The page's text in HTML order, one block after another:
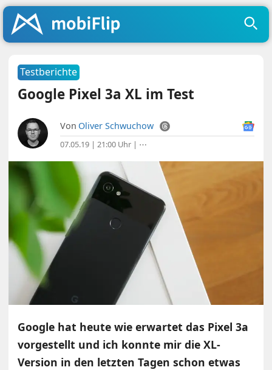
Testberichte
Google Pixel 3a XL im Test
Von Oliver Schwuchow
07.05.19 | 21:00 Uhr | ⋯
Google hat heute wie erwartet das Pixel 3a
vorgestellt und ich konnte mir die XL-
Version in den letzten Tagen schon etwas